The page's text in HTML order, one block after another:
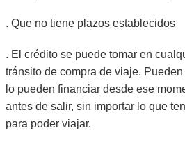
. Que no tiene plazos establecidos
. El crédito se puede tomar en
tránsito de compra de viaje.
lo pueden financiar desde ese
antes de salir, sin importar lo que
para poder viajar.